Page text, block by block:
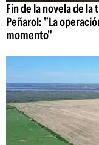
Fin de la novela de la
Peñarol: "La
momento"